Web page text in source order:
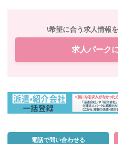
\希望に合う求人情報
求人パーク
電話で問い合わせる